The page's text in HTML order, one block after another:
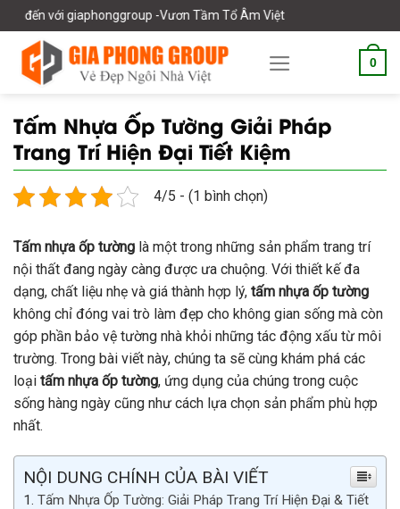
Skip
to
content
-Vươn Tầm Tổ Âm Việt
0
Tấm Nhựa Ốp Tường Giải Pháp
Trang Trí Hiện Đại Tiết Kiệm
4/5 - (1 bình chọn)
Tấm nhựa ốp tường là một trong những sản phẩm trang trí
nội thất đang ngày càng được ưa chuộng. Với thiết kế đa
dạng, chất liệu nhẹ và giá thành hợp lý, tấm nhựa ốp tường
không chỉ đóng vai trò làm đẹp cho không gian sống mà còn
góp phần bảo vệ tường nhà khỏi những tác động xấu từ môi
trường. Trong bài viết này, chúng ta sẽ cùng khám phá các
loại tấm nhựa ốp tường, ứng dụng của chúng trong cuộc
sống hàng ngày cũng như cách lựa chọn sản phẩm phù hợp
nhất.
NỘI DUNG CHÍNH CỦA BÀI VIẾT
Tấm Nhựa Ốp Tường: Giải Pháp Trang Trí Hiện Đại & Tiết